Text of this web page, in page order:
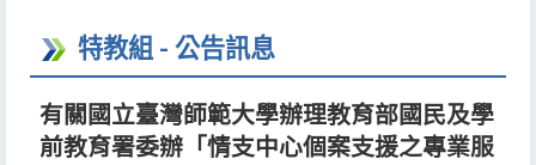
特教組 - 公告訊息
有關國立臺灣師範大學辦理教育部國民及學
前教育署委辦「情支中心個案支援之專業服